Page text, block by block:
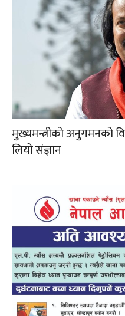
मुख्यमन्त्रीको अनुगमनको
लियो संज्ञान